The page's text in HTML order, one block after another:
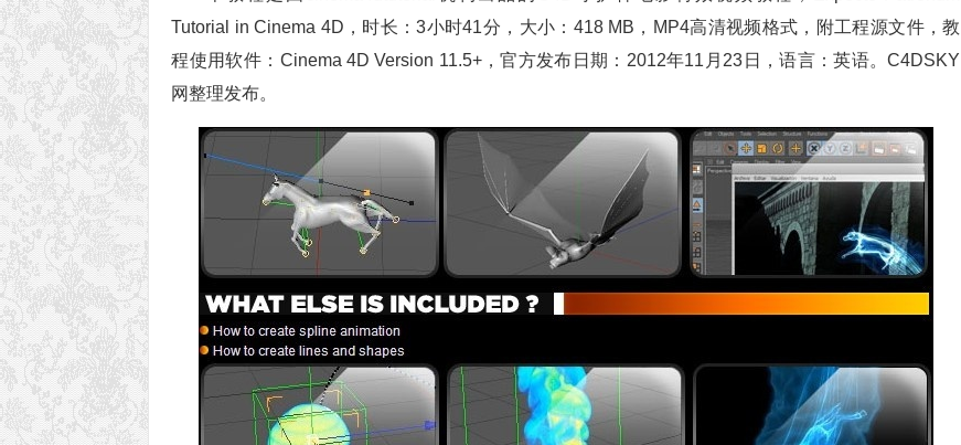
Tutorial in Cinema 4D，时长：3小时41分，大小：418 MB，MP4高清视频格式，附工程源文件，教
程使用软件：Cinema 4D Version 11.5+，官方发布日期：2012年11月23日，语言：英语。C4DSKY
网整理发布。